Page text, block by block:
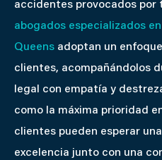
accidentes provocados por
abogados especializados
Queens adoptan un
clientes, acompañándolos
legal con empatía y
como la máxima prioridad
clientes pueden esperar
excelencia junto con una